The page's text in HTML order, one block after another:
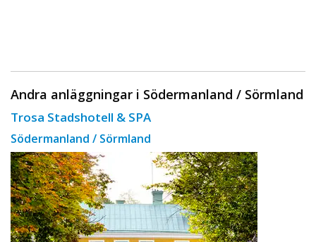
Andra anläggningar i Södermanland / Sörmland
Trosa Stadshotell & SPA
Södermanland / Sörmland